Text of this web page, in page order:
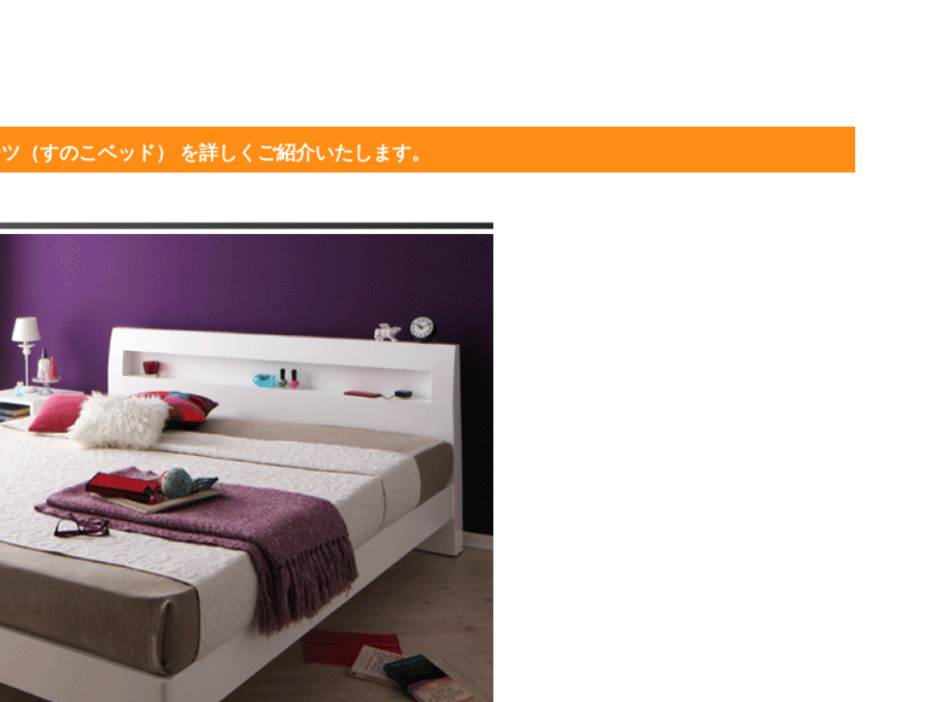
（すのこベッド） を詳しくご紹介いたします。